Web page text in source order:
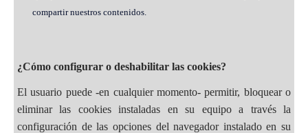
compartir nuestros contenidos.
¿Cómo configurar o deshabilitar las cookies?
El usuario puede -en cualquier momento- permitir, bloquear o
eliminar las cookies instaladas en su equipo a través la
configuración de las opciones del navegador instalado en su